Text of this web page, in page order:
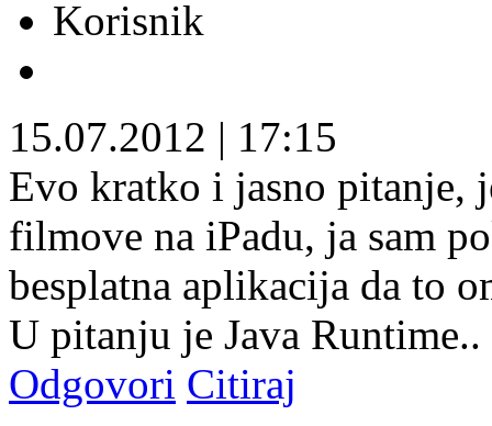
Korisnik
15.07.2012 | 17:15
Evo kratko i jasno pitanje,
filmove na iPadu, ja sam
besplatna aplikacija da to
U pitanju je Java Runtime..
Odgovori Citiraj